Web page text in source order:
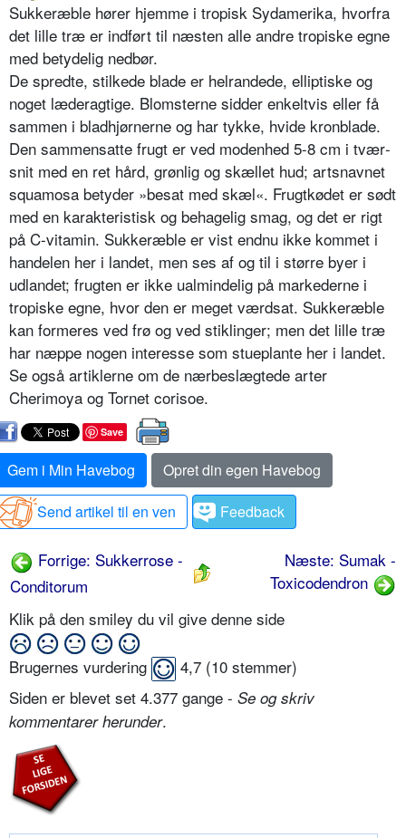
Sukkeræble hører hjemme i tropisk Sydamerika, hvorfra
det lille træ er indført til næsten alle andre tropiske egne
med betydelig nedbør.
De spredte, stilkede blade er helrande­de, elliptiske og
noget læderagtige. Blomsterne sidder enkeltvis eller få
sammen i bladhjørnerne og har tykke, hvide kronblade.
Den sammensatte frugt er ved modenhed 5-8 cm i tvær­
snit med en ret hård, grønlig og skællet hud; artsnavnet
squamosa betyder »besat med skæl«. Frugtkødet er sødt
med en karakteristisk og behagelig smag, og det er rigt
på C-vitamin. Sukkeræble er vist endnu ikke kommet i
handelen her i landet, men ses af og til i større byer i
udlandet; frugten er ikke ualmindelig på markederne i
tropiske egne, hvor den er meget værdsat. Sukkeræble
kan formeres ved frø og ved stiklinger; men det lille træ
har næppe nogen interesse som stueplante her i landet.
Se også artiklerne om de nærbeslægte­de arter
Cherimoya og Tornet corisoe.
Save
Gem i Min Havebog
Opret din egen Havebog
Send artikel til en ven
Feedback
Forrige: Sukkerrose -
Conditorum
Næste: Sumak -
Toxicodendron
Klik på den smiley du vil give denne side
Brugernes vurdering 4,7 (10 stemmer)
Siden er blevet set 4.377 gange - Se og skriv
kommentarer herunder.